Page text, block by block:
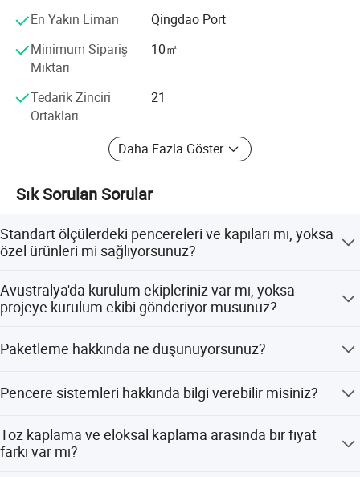
En Yakın Liman
Qingdao Port
Minimum Sipariş
Miktarı
10㎡
Tedarik Zinciri
Ortakları
21
Daha Fazla Göster
Sık Sorulan Sorular
Standart ölçülerdeki pencereleri ve kapıları mı, yoksa
özel ürünleri mi sağlıyorsunuz?
Rocky fabrikasından standart ölçülerdeki pencereleri ve
kapıları alırken, diğerleri son kullanıcılar, inşaat şirketleri
Avustralya'da kurulum ekipleriniz var mı, yoksa
projeye kurulum ekibi gönderiyor musunuz?
için bir kurulum kılavuzumuz var. Ayrıca, tuğla duvar,
kurulum çerçevelerini kullanmanızı şiddetle tavsiye
ediyoruz. Gerekirse, kurulum ekibimizi projeye
Paketleme hakkında ne düşünüyorsunuz?
müşterilerimizden paketlerimizle ilgili herhangi bir şikayet
paketlerimizin detaylarını gösteren fotoğrafları size
gönderebiliriz.
Pencere sistemleri hakkında bilgi verebilir misiniz?
gereksinimlerine göre tasarlanmıştır. Mühendislerimiz,
farklı duvar yapılarına uygun sistemler tasarlayabilir.
Toz kaplama ve eloksal kaplama arasında bir fiyat
farkı var mı?